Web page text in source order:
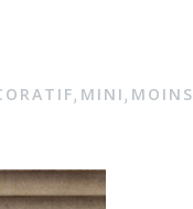
, MINI, MOINS